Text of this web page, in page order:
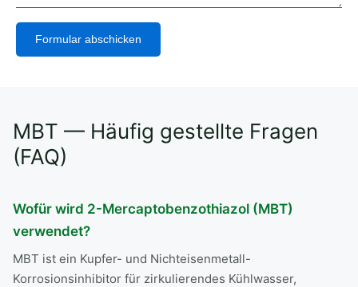
Formular abschicken
MBT — Häufig gestellte Fragen
(FAQ)
Wofür wird 2-Mercaptobenzothiazol (MBT)
verwendet?
MBT ist ein Kupfer- und Nichteisenmetall-
Korrosionsinhibitor für zirkulierendes Kühlwasser,